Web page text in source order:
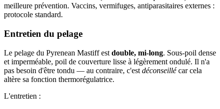
meilleure prévention. Vaccins, vermifuges, antiparasitaires externes :
protocole standard.
Entretien du pelage
Le pelage du Pyrenean Mastiff est double, mi-long. Sous-poil dense
et imperméable, poil de couverture lisse à légèrement ondulé. Il n'a
pas besoin d'être tondu — au contraire, c'est déconseillécar cela
altère sa fonction thermorégulatrice.
L'entretien :